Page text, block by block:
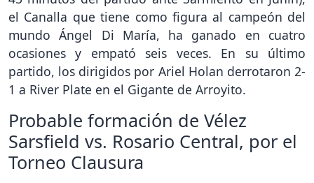
el Canalla que tiene como figura al campeón del
mundo Ángel Di María, ha ganado en cuatro
ocasiones y empató seis veces. En su último
partido, los dirigidos por Ariel Holan derrotaron 2-
1 a River Plate en el Gigante de Arroyito.
Probable formación de Vélez
Sarsfield vs. Rosario Central, por el
Torneo Clausura